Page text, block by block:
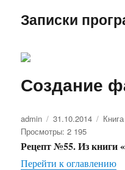
Записки
Создание
Автор
admin Опубликовано
31.10.2014
Просмотры: 2 195
Рецепт №55. Из книги
Перейти к оглавлению